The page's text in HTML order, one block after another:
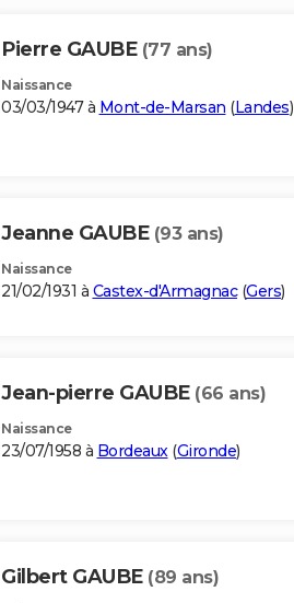
Pierre GAUBE (77 ans)
Naissance
03/03/1947 à Mont-de-Marsan (Landes)
Jeanne GAUBE (93 ans)
Naissance
21/02/1931 à Castex-d'Armagnac(Gers)
Jean-pierre GAUBE (66 ans)
Naissance
23/07/1958 à Bordeaux(Gironde)
Gilbert GAUBE (89 ans)